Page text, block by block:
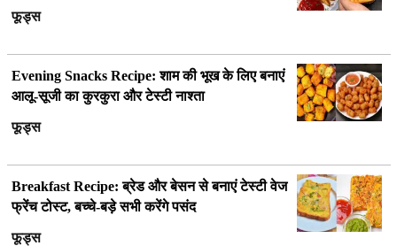
फूड्स
Evening Snacks Recipe: शाम की भूख के लिए बनाएं
आलू-सूजी का कुरकुरा और टेस्टी नाश्ता
फूड्स
Breakfast Recipe: ब्रेड और बेसन से बनाएं टेस्टी वेज
फ्रेंच टोस्ट, बच्चे-बड़े सभी करेंगे पसंद
फूड्स